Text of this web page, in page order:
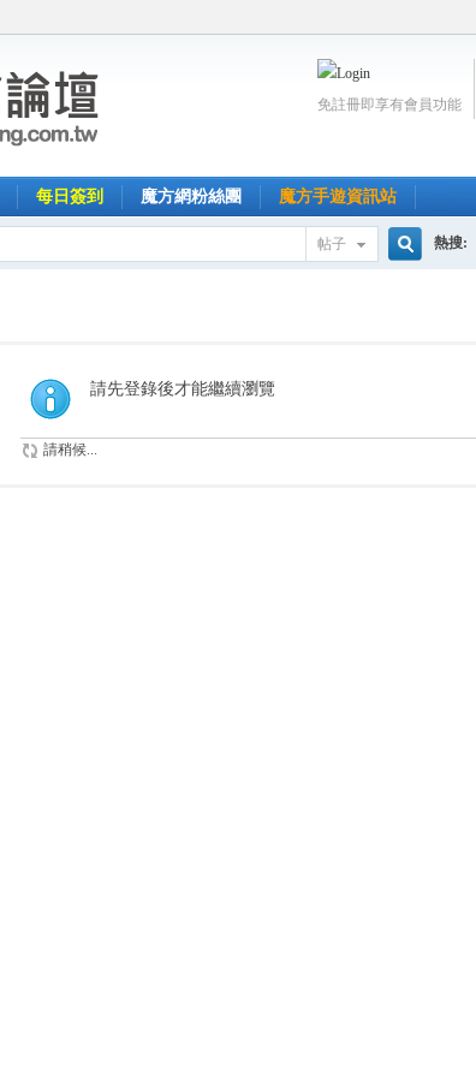
免註冊即享有會員功能
每日簽到 魔方網粉絲團 魔方手遊資訊站
帖子 熱搜:
請先登錄後才能繼續瀏覽
請稍候...